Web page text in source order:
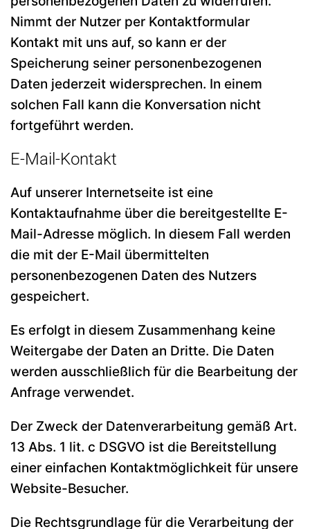
Nimmt der Nutzer per Kontaktformular
Kontakt mit uns auf, so kann er der
Speicherung seiner personenbezogenen
Daten jederzeit widersprechen. In einem
solchen Fall kann die Konversation nicht
fortgeführt werden.
E-Mail-Kontakt
Auf unserer Internetseite ist eine
Kontaktaufnahme über die bereitgestellte E-
Mail-Adresse möglich. In diesem Fall werden
die mit der E-Mail übermittelten
personenbezogenen Daten des Nutzers
gespeichert.
Es erfolgt in diesem Zusammenhang keine
Weitergabe der Daten an Dritte. Die Daten
werden ausschließlich für die Bearbeitung der
Anfrage verwendet.
Der Zweck der Datenverarbeitung gemäß Art.
13 Abs. 1 lit. c DSGVO ist die Bereitstellung
einer einfachen Kontaktmöglichkeit für unsere
Website-Besucher.
Die Rechtsgrundlage für die Verarbeitung der